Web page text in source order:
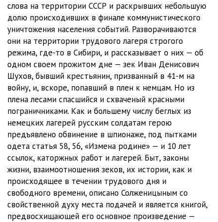
Ильин Р) 25:08
15. А. Солженицын - Один день Ивана Денисовича. ч. 15(чит.
Ильин Р) 15:45
16. А. Солженицын - Один день Ивана Денисовича. ч. 16(чит.
Ильин Р) 17:28
17. А. Солженицын - Один день Ивана Денисовича. ч. 17(чит.
Ильин Р) 09:13
18. А. Солженицын - Один день Ивана Денисовича. ч. 18(чит.
Ильин Р) 14:47
19. А. Солженицын - Один день Ивана Денисовича. ч. 19(чит.
Ильин Р) 30:24
20. А. Солженицын - Один день Ивана Денисовича. ч. 20(чит.
Ильин Р) 20:17
слова на территории СССР и раскрывших небольшую
долю происходивших в финале коммунистического
уничтожения населения событий. Разворачиваются
они на территории трудового лагеря строгого
режима, где-то в Сибири, и рассказывает о них — об
одном своем прожитом дне — зек Иван Денисович
Шухов, бывший крестьянин, призванный в 41-м на
войну, и, вскоре, попавший в плен к немцам. Но из
плена лесами спасшийся и схваченый красными
пограничниками. Как и большему числу беглых из
немецких лагерей русским солдатам герою
предъявлено обвинение в шпионаже, под пытками
одета статья 58, 56, «Измена родине» — и 10 лет
ссылок, каторжных работ и лагерей. Быт, законы
жизни, взаимоотношения зеков, их истории, как и
происходящее в течении трудового дня и
свободного времени, описано Солженицыным со
свойственной духу места подачей и является книгой,
предвосхищающей его основное произведение —